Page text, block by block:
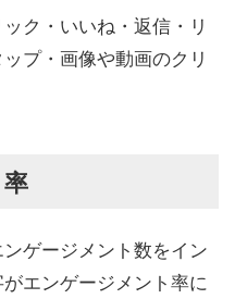
ク・いいね・返信・リ
プ・画像や動画のクリ
ゲージメント数をイン
エンゲージメント率に